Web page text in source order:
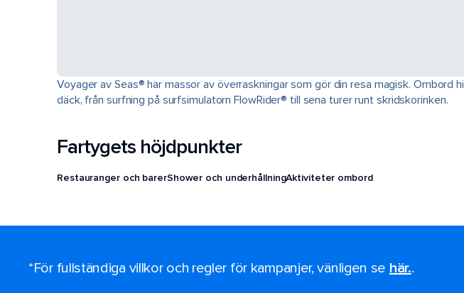
Voyager av Seas® har massor av överraskningar som gör din resa magisk.
däck, från surfning på surfsimulatorn FlowRider® till sena turer runt skridskorinken.
Fartygets höjdpunkter
Restauranger och barerShower och underhållningAktiviteter ombord
*För fullständiga villkor och regler för kampanjer, vänligen se här..